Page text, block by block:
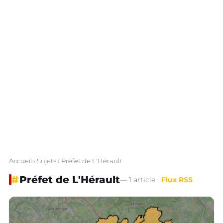
Accueil › Sujets› Préfet de L'Hérault
#Préfet de L'Hérault— 1 article Flux RSS